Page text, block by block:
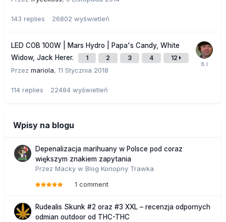
143 replies 26802 wyświetleń
LED COB 100W | Mars Hydro | Papa's Candy, White
Widow, Jack Herer.
1 2 3 4 12
Przez mariola, 11 Stycznia 2018
114 replies 22484 wyświetleń
Wpisy na blogu
Depenalizacja marihuany w Polsce pod coraz
większym znakiem zapytania
Przez Macky w Blog Konopny Trawka
1 comment
Rudealis Skunk #2 oraz #3 XXL – recenzja odpornych
odmian outdoor od THC-THC